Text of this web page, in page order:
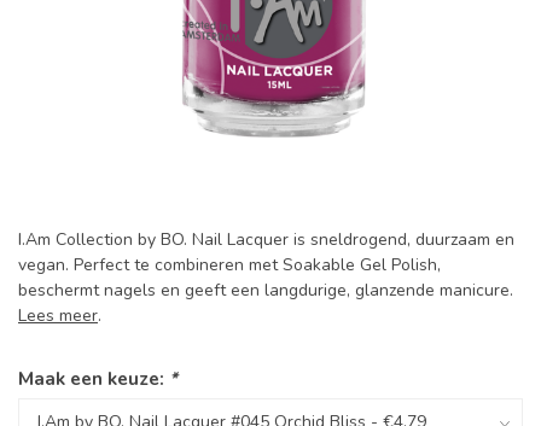
I.Am Collection by BO. Nail Lacquer is sneldrogend, duurzaam en
vegan. Perfect te combineren met Soakable Gel Polish,
beschermt nagels en geeft een langdurige, glanzende manicure.
Lees meer.
Maak een keuze: *